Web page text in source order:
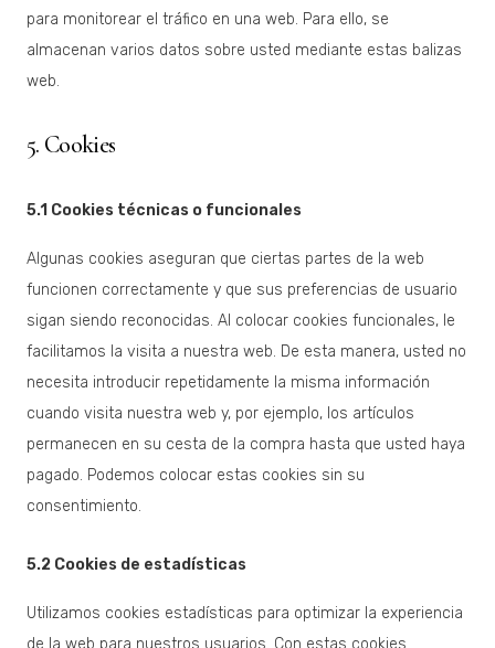
para monitorear el tráfico en una web. Para ello, se
almacenan varios datos sobre usted mediante estas balizas
web.
5. Cookies
5.1 Cookies técnicas o funcionales
Algunas cookies aseguran que ciertas partes de la web
funcionen correctamente y que sus preferencias de usuario
sigan siendo reconocidas. Al colocar cookies funcionales, le
facilitamos la visita a nuestra web. De esta manera, usted no
necesita introducir repetidamente la misma información
cuando visita nuestra web y, por ejemplo, los artículos
permanecen en su cesta de la compra hasta que usted haya
pagado. Podemos colocar estas cookies sin su
consentimiento.
5.2 Cookies de estadísticas
Utilizamos cookies estadísticas para optimizar la experiencia